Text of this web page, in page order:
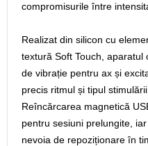
compromisurile între
Realizat din silicon cu
textură Soft Touch,
de vibrație pentru ax și
precis ritmul și tipul
Reîncărcarea magnetică
pentru sesiuni prelungite,
nevoia de repoziționare în